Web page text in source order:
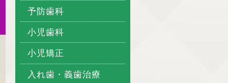
予防歯科
小児歯科
小児矯正
入れ歯・義歯治療